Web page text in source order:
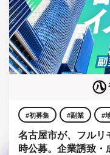
初募集 副業
名古屋市が、フルリ
時公募。企業誘致